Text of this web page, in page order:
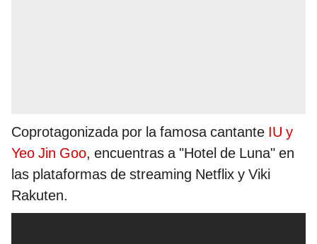
Coprotagonizada por la famosa cantante IU y
Yeo Jin Goo, encuentras a "Hotel de Luna" en
las plataformas de streaming Netflix y Viki
Rakuten.